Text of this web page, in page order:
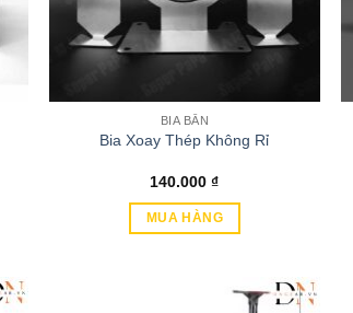
BIA BẮN
Bia Xoay Thép Không Rỉ
140.000₫
MUA HÀNG